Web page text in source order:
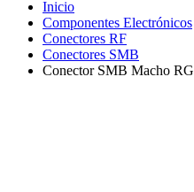
Inicio
Componentes Electrónicos
Conectores RF
Conectores SMB
Conector SMB Macho